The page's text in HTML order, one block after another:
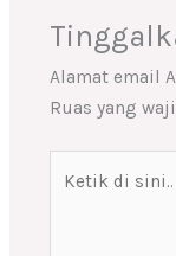
Alamat email
Ruas yang